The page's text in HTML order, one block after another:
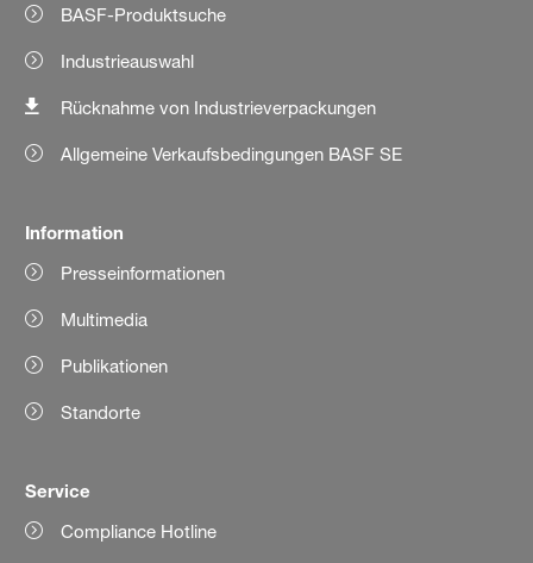
BASF-Produktsuche
Industrieauswahl
Rücknahme von Industrieverpackungen
Allgemeine Verkaufsbedingungen BASF SE
Information
Presseinformationen
Multimedia
Publikationen
Standorte
Service
Compliance Hotline